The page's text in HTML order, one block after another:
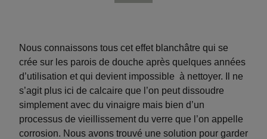
Nous connaissons tous cet effet blanchâtre qui se
crée sur les parois de douche après quelques années
d’utilisation et qui devient impossible à nettoyer. Il ne
s’agit plus ici de calcaire que l’on peut dissoudre
simplement avec du vinaigre mais bien d’un
processus de vieillissement du verre que l’on appelle
corrosion. Nous avons trouvé une solution pour garder